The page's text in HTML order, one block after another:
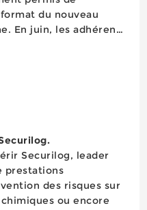
du nouveau
Securilog, leader
prestations
des risques sur
ou encore